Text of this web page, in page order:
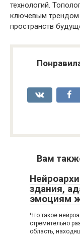
технологий.
ключевым трендом
пространств
Вам
здания,
эмоциям
Что такое
стремительно
область,